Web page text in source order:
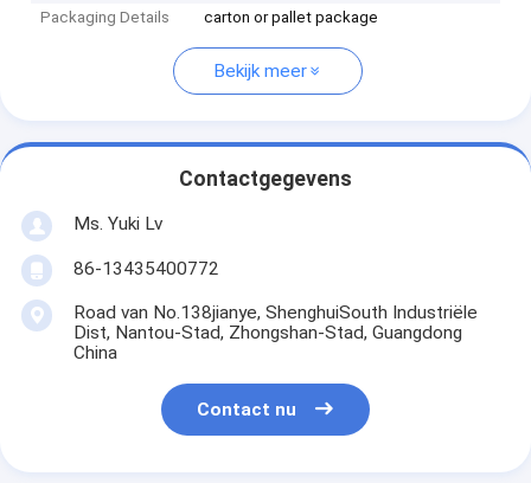
Packaging Details carton or pallet package
Bekijk meer
Contactgegevens
Ms. Yuki Lv
86-13435400772
Road van No.138jianye, ShenghuiSouth Industriële
Dist, Nantou-Stad, Zhongshan-Stad, Guangdong
China
Contact nu